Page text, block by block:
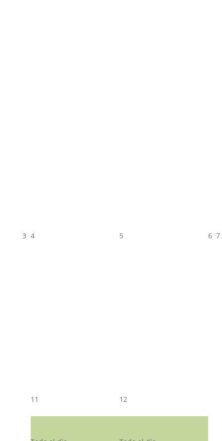
3 4 5 6 7
11 12